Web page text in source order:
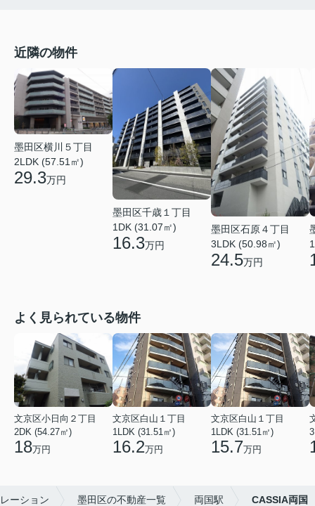
近隣の物件
墨田区横川５丁目
2LDK (57.51㎡)
29.3万円
墨田区千歳１丁目
1DK (31.07㎡)
16.3万円
墨田区石原４丁目
3LDK (50.98㎡)
24.5万円
よく見られている物件
文京区小日向２丁目
2DK (54.27㎡)
18万円
文京区白山１丁目
1LDK (31.51㎡)
16.2万円
文京区白山１丁目
1LDK (31.51㎡)
15.7万円
ーション 墨田区の不動産一覧 両国駅 CASSIA両国